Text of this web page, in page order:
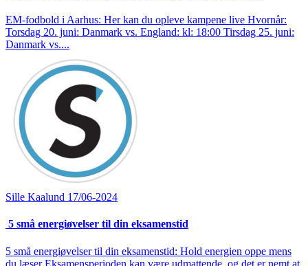
EM-fodbold i Aarhus: Her kan du opleve kampene live Hvornår:
Torsdag 20. juni: Danmark vs. England: kl: 18:00 Tirsdag 25. juni:
Danmark vs....
Sille Kaalund 17/06-2024
5 små energiøvelser til din eksamenstid
5 små energiøvelser til din eksamenstid: Hold energien oppe mens
du læser Eksamensperioden kan være udmattende, og det er nemt at